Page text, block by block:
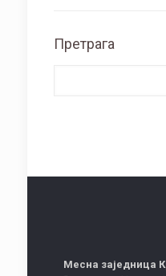
Претрага
Месна заједница